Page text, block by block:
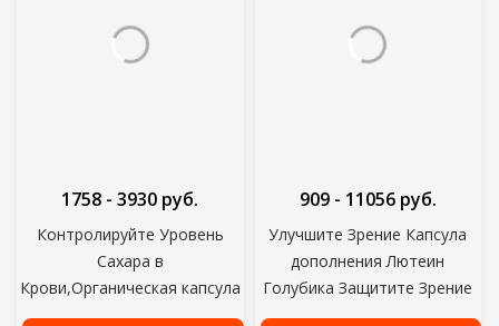
Контролируйте Уровень
Сахара в
Крови,Органическая капсула
Экстракта Горькой Дыни
1758 - 3930 руб.
Улучшите Зрение Капсула
дополнения Лютеин
Голубика Защитите Зрение
Предотвратите
909 - 11056 руб.